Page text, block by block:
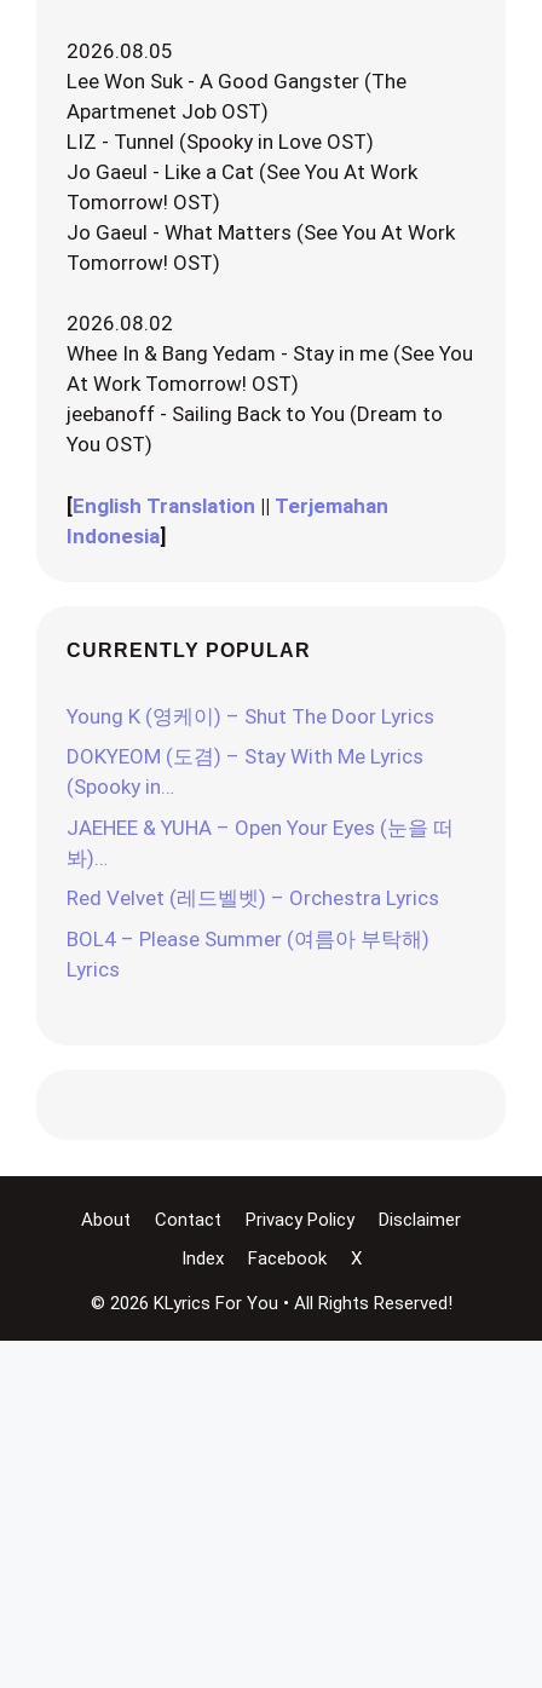
2026.08.05
Lee Won Suk - A Good Gangster (The
Apartmenet Job OST)
LIZ - Tunnel (Spooky in Love OST)
Jo Gaeul - Like a Cat (See You At Work
Tomorrow! OST)
Jo Gaeul - What Matters (See You At Work
Tomorrow! OST)
2026.08.02
Whee In & Bang Yedam - Stay in me (See You
At Work Tomorrow! OST)
jeebanoff - Sailing Back to You (Dream to
You OST)
[English Translation || Terjemahan
Indonesia]
CURRENTLY POPULAR
Young K (영케이) – Shut The Door Lyrics
DOKYEOM (도겸) – Stay With Me Lyrics
(Spooky in…
JAEHEE & YUHA – Open Your Eyes (눈을 떠
봐)…
Red Velvet (레드벨벳) – Orchestra Lyrics
BOL4 – Please Summer (여름아 부탁해)
Lyrics
About Contact Privacy Policy
Disclaimer
Index
Facebook X
© 2026 KLyrics For You • All Rights Reserved!